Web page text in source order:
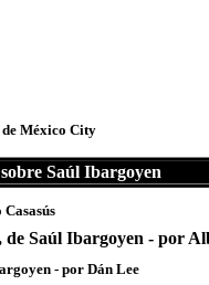
México City
Saúl Ibargoyen
de Saúl Ibargoyen - por
- porDán Lee